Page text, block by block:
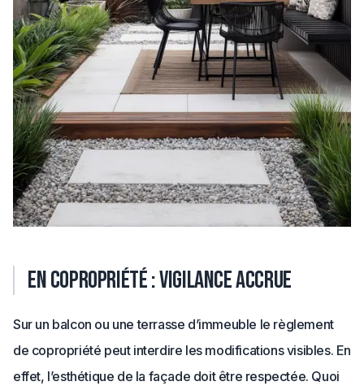
En copropriété : vigilance accrue
Sur un balcon ou une terrasse d’immeuble le règlement
de copropriété peut interdire les modifications visibles. En
effet, l’esthétique de la façade doit être respectée. Quoi